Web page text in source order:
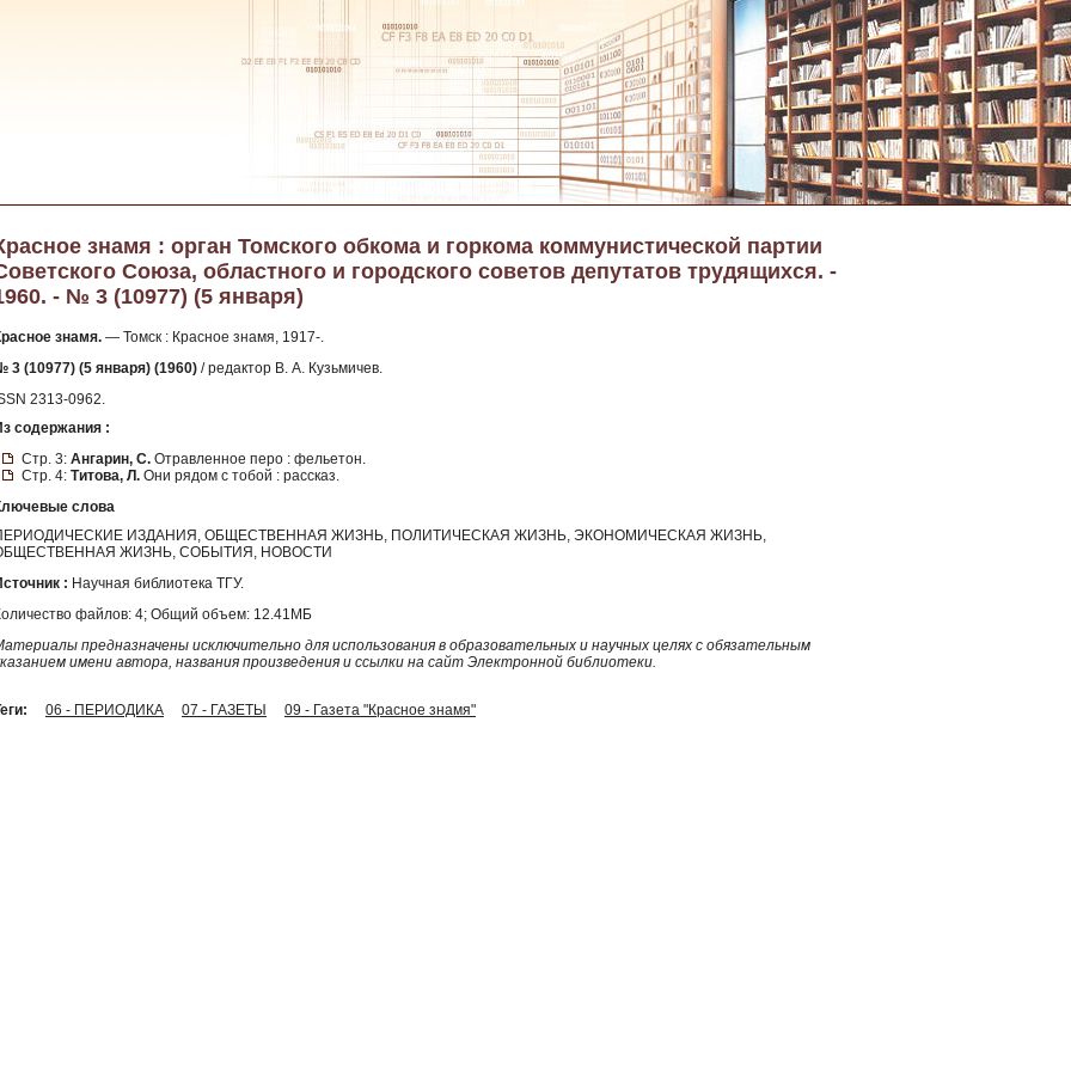
знамя : орган Томского обкома и горкома коммунистической партии
Союза, областного и городского советов депутатов трудящихся. -
- № 3 (10977) (5 января)
знамя. — Томск : Красное знамя, 1917-.
3 (10977) (5 января) (1960) / редактор В. А. Кузьмичев.
2313-0962.
содержания :
Стр. 3: Ангарин, С. Отравленное перо : фельетон.
Стр. 4: Титова, Л. Они рядом с тобой : рассказ.
слова
ИЗДАНИЯ, ОБЩЕСТВЕННАЯ ЖИЗНЬ, ПОЛИТИЧЕСКАЯ ЖИЗНЬ, ЭКОНОМИЧЕСКАЯ ЖИЗНЬ,
ЖИЗНЬ, СОБЫТИЯ, НОВОСТИ
: Научная библиотека ТГУ.
файлов: 4; Общий объем: 12.41МБ
предназначены исключительно для использования в образовательных и научных целях с обязательным
имени автора, названия произведения и ссылки на сайт Электронной библиотеки.
06 - ПЕРИОДИКА 07 - ГАЗЕТЫ 09 - Газета "Красное знамя"